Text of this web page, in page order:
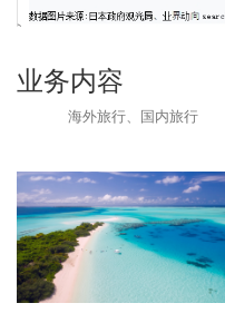
业务内容
海外旅行、国内旅行